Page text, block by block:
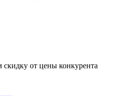
от цены конкурента